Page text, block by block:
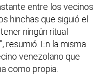
entre los vecinos
hinchas que siguió el
ningún ritual
resumió. En la misma
venezolano que
como propia.